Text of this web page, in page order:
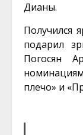
Дианы.
Получился
подарил
Погосян
плечо» и